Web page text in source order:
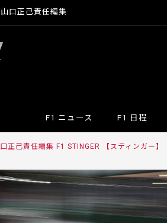
口正己責任編集
F1 ニュース F1 日程
正己責任編集 F1 STINGER 【スティンガー】